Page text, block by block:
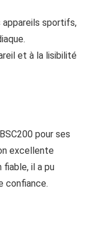
sportifs,
et à la lisibilité
pour ses
excellente
il a pu
confiance.